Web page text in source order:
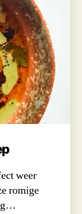
weer
romige